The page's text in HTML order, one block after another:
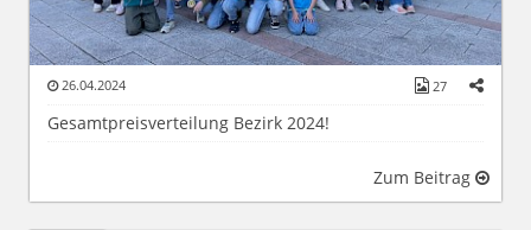
26.04.2024 27
Gesamtpreisverteilung Bezirk 2024!
Zum Beitrag